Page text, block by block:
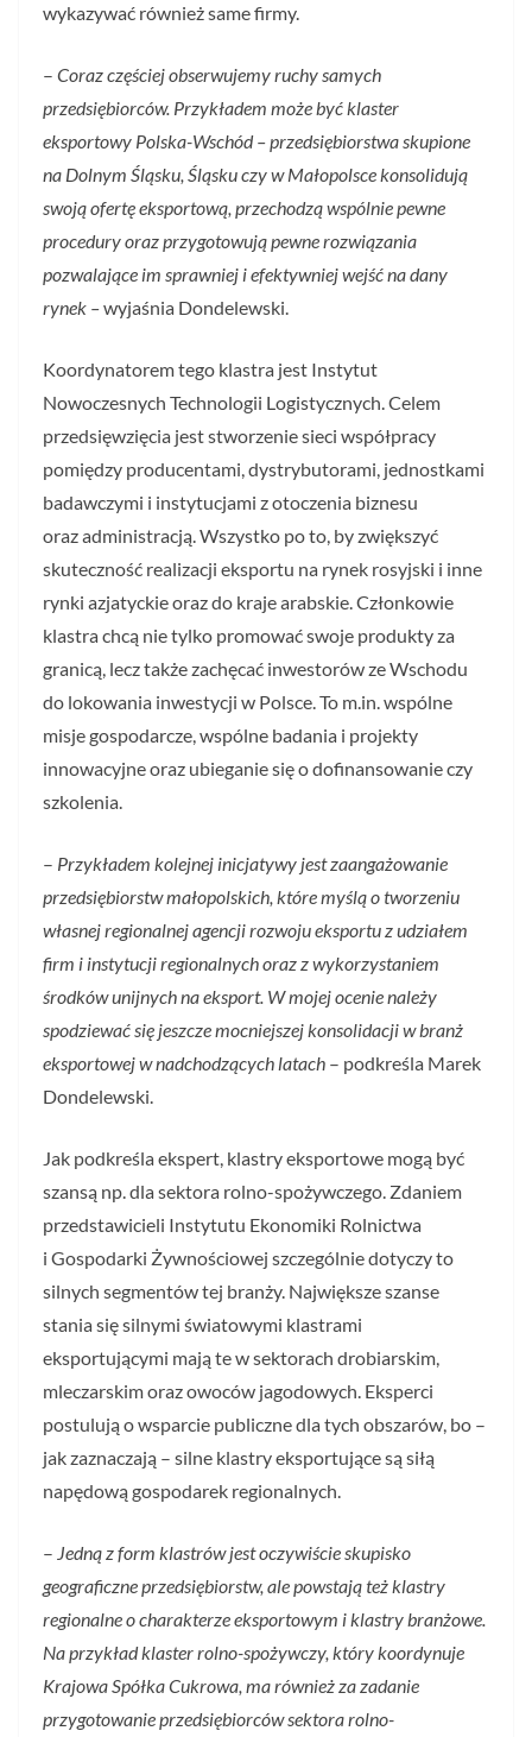
wykazywać również same firmy.
– Coraz częściej obserwujemy ruchy samych
przedsiębiorców. Przykładem może być klaster
eksportowy Polska-Wschód – przedsiębiorstwa skupione
na Dolnym Śląsku, Śląsku czy w Małopolsce konsolidują
swoją ofertę eksportową, przechodzą wspólnie pewne
procedury oraz przygotowują pewne rozwiązania
pozwalające im sprawniej i efektywniej wejść na dany
rynek –wyjaśnia Dondelewski.
Koordynatorem tego klastra jest Instytut
Nowoczesnych Technologii Logistycznych. Celem
przedsięwzięcia jest stworzenie sieci współpracy
pomiędzy producentami, dystrybutorami, jednostkami
badawczymi i instytucjami z otoczenia biznesu
oraz administracją. Wszystko po to, by zwiększyć
skuteczność realizacji eksportu na rynek rosyjski i inne
rynki azjatyckie oraz do kraje arabskie. Członkowie
klastra chcą nie tylko promować swoje produkty za
granicą, lecz także zachęcać inwestorów ze Wschodu
do lokowania inwestycji w Polsce. To m.in. wspólne
misje gospodarcze, wspólne badania i projekty
innowacyjne oraz ubieganie się o dofinansowanie czy
szkolenia.
– Przykładem kolejnej inicjatywy jest zaangażowanie
przedsiębiorstw małopolskich, które myślą o tworzeniu
własnej regionalnej agencji rozwoju eksportu z udziałem
firm i instytucji regionalnych oraz z wykorzystaniem
środków unijnych na eksport. W mojej ocenie należy
spodziewać się jeszcze mocniejszej konsolidacji w branż
eksportowej w nadchodzących latach – podkreśla Marek
Dondelewski.
Jak podkreśla ekspert, klastry eksportowe mogą być
szansą np. dla sektora rolno-spożywczego. Zdaniem
przedstawicieli Instytutu Ekonomiki Rolnictwa
i Gospodarki Żywnościowej szczególnie dotyczy to
silnych segmentów tej branży. Największe szanse
stania się silnymi światowymi klastrami
eksportującymi mają te w sektorach drobiarskim,
mleczarskim oraz owoców jagodowych. Eksperci
postulują o wsparcie publiczne dla tych obszarów, bo –
jak zaznaczają – silne klastry eksportujące są siłą
napędową gospodarek regionalnych.
– Jedną z form klastrów jest oczywiście skupisko
geograficzne przedsiębiorstw, ale powstają też klastry
regionalne o charakterze eksportowym i klastry branżowe.
Na przykład klaster rolno-spożywczy, który koordynuje
Krajowa Spółka Cukrowa, ma również za zadanie
przygotowanie przedsiębiorców sektora rolno-